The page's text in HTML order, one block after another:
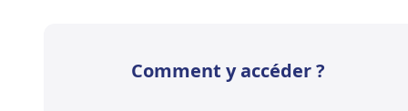
Comment y accéder ?